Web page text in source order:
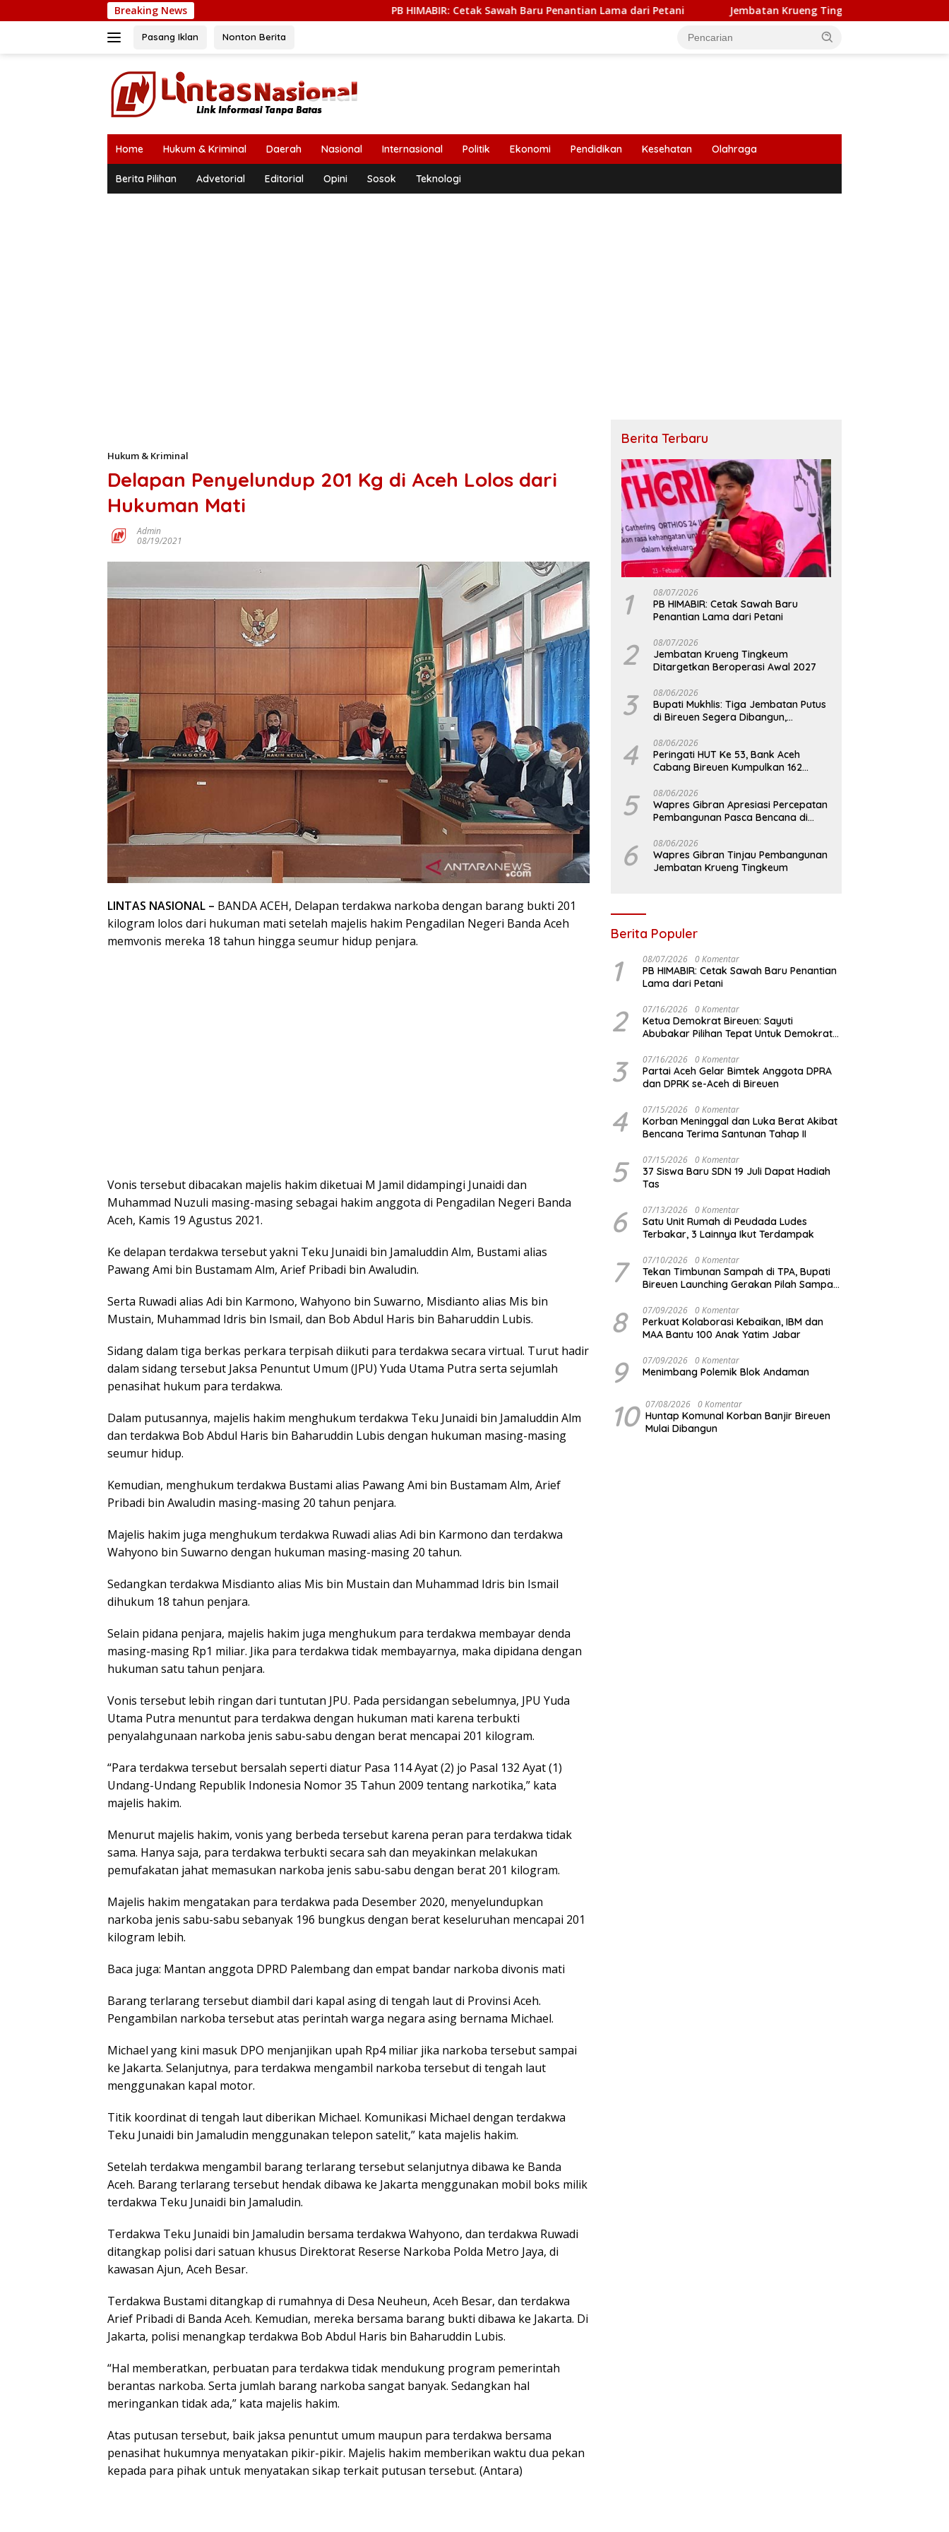
ke
Breaking News PB HIMABIR: Cetak Sawah Baru Penantian Lama dari Petani Jembatan Krueng Tingkeum Ditargetkan Beroperasi Awal
Pasang Iklan Nonton Berita
Home Hukum & Kriminal Daerah Nasional Internasional Politik Ekonomi Pendidikan Kesehatan Olahraga
Berita Pilihan Advetorial Editorial Opini Sosok Teknologi
Hukum & Kriminal
Delapan Penyelundup 201 Kg di Aceh Lolos dari
Hukuman Mati
Admin
08/19/2021
LINTAS NASIONAL – BANDA ACEH, Delapan terdakwa narkoba dengan barang bukti 201
kilogram lolos dari hukuman mati setelah majelis hakim Pengadilan Negeri Banda Aceh
memvonis mereka 18 tahun hingga seumur hidup penjara.
Vonis tersebut dibacakan majelis hakim diketuai M Jamil didampingi Junaidi dan
Muhammad Nuzuli masing-masing sebagai hakim anggota di Pengadilan Negeri Banda
Aceh, Kamis 19 Agustus 2021.
Ke delapan terdakwa tersebut yakni Teku Junaidi bin Jamaluddin Alm, Bustami alias
Pawang Ami bin Bustamam Alm, Arief Pribadi bin Awaludin.
Serta Ruwadi alias Adi bin Karmono, Wahyono bin Suwarno, Misdianto alias Mis bin
Mustain, Muhammad Idris bin Ismail, dan Bob Abdul Haris bin Baharuddin Lubis.
Sidang dalam tiga berkas perkara terpisah diikuti para terdakwa secara virtual. Turut hadir
dalam sidang tersebut Jaksa Penuntut Umum (JPU) Yuda Utama Putra serta sejumlah
penasihat hukum para terdakwa.
Dalam putusannya, majelis hakim menghukum terdakwa Teku Junaidi bin Jamaluddin Alm
dan terdakwa Bob Abdul Haris bin Baharuddin Lubis dengan hukuman masing-masing
seumur hidup.
Kemudian, menghukum terdakwa Bustami alias Pawang Ami bin Bustamam Alm, Arief
Pribadi bin Awaludin masing-masing 20 tahun penjara.
Majelis hakim juga menghukum terdakwa Ruwadi alias Adi bin Karmono dan terdakwa
Wahyono bin Suwarno dengan hukuman masing-masing 20 tahun.
Sedangkan terdakwa Misdianto alias Mis bin Mustain dan Muhammad Idris bin Ismail
dihukum 18 tahun penjara.
Selain pidana penjara, majelis hakim juga menghukum para terdakwa membayar denda
masing-masing Rp1 miliar. Jika para terdakwa tidak membayarnya, maka dipidana dengan
hukuman satu tahun penjara.
Vonis tersebut lebih ringan dari tuntutan JPU. Pada persidangan sebelumnya, JPU Yuda
Utama Putra menuntut para terdakwa dengan hukuman mati karena terbukti
penyalahgunaan narkoba jenis sabu-sabu dengan berat mencapai 201 kilogram.
“Para terdakwa tersebut bersalah seperti diatur Pasa 114 Ayat (2) jo Pasal 132 Ayat (1)
Undang-Undang Republik Indonesia Nomor 35 Tahun 2009 tentang narkotika,” kata
majelis hakim.
Menurut majelis hakim, vonis yang berbeda tersebut karena peran para terdakwa tidak
sama. Hanya saja, para terdakwa terbukti secara sah dan meyakinkan melakukan
pemufakatan jahat memasukan narkoba jenis sabu-sabu dengan berat 201 kilogram.
Majelis hakim mengatakan para terdakwa pada Desember 2020, menyelundupkan
narkoba jenis sabu-sabu sebanyak 196 bungkus dengan berat keseluruhan mencapai 201
kilogram lebih.
Baca juga: Mantan anggota DPRD Palembang dan empat bandar narkoba divonis mati
Barang terlarang tersebut diambil dari kapal asing di tengah laut di Provinsi Aceh.
Pengambilan narkoba tersebut atas perintah warga negara asing bernama Michael.
Michael yang kini masuk DPO menjanjikan upah Rp4 miliar jika narkoba tersebut sampai
ke Jakarta. Selanjutnya, para terdakwa mengambil narkoba tersebut di tengah laut
menggunakan kapal motor.
Titik koordinat di tengah laut diberikan Michael. Komunikasi Michael dengan terdakwa
Teku Junaidi bin Jamaludin menggunakan telepon satelit,” kata majelis hakim.
Setelah terdakwa mengambil barang terlarang tersebut selanjutnya dibawa ke Banda
Aceh. Barang terlarang tersebut hendak dibawa ke Jakarta menggunakan mobil boks milik
terdakwa Teku Junaidi bin Jamaludin.
Terdakwa Teku Junaidi bin Jamaludin bersama terdakwa Wahyono, dan terdakwa Ruwadi
ditangkap polisi dari satuan khusus Direktorat Reserse Narkoba Polda Metro Jaya, di
kawasan Ajun, Aceh Besar.
Terdakwa Bustami ditangkap di rumahnya di Desa Neuheun, Aceh Besar, dan terdakwa
Arief Pribadi di Banda Aceh. Kemudian, mereka bersama barang bukti dibawa ke Jakarta. Di
Jakarta, polisi menangkap terdakwa Bob Abdul Haris bin Baharuddin Lubis.
“Hal memberatkan, perbuatan para terdakwa tidak mendukung program pemerintah
berantas narkoba. Serta jumlah barang narkoba sangat banyak. Sedangkan hal
meringankan tidak ada,” kata majelis hakim.
Atas putusan tersebut, baik jaksa penuntut umum maupun para terdakwa bersama
penasihat hukumnya menyatakan pikir-pikir. Majelis hakim memberikan waktu dua pekan
kepada para pihak untuk menyatakan sikap terkait putusan tersebut. (Antara)
Berita Terbaru
1 08/07/2026
PB HIMABIR: Cetak Sawah Baru
Penantian Lama dari Petani
2 08/07/2026
Jembatan Krueng Tingkeum
Ditargetkan Beroperasi Awal 2027
3 08/06/2026
Bupati Mukhlis: Tiga Jembatan Putus
di Bireuen Segera Dibangun,
4 08/06/2026
Peringati HUT Ke 53, Bank Aceh
Cabang Bireuen Kumpulkan 162
5 08/06/2026
Wapres Gibran Apresiasi Percepatan
Pembangunan Pasca Bencana di
6 08/06/2026
Wapres Gibran Tinjau Pembangunan
Jembatan Krueng Tingkeum
Berita Populer
1 08/07/2026 0 Komentar
PB HIMABIR: Cetak Sawah Baru Penantian
Lama dari Petani
2 07/16/2026 0 Komentar
Ketua Demokrat Bireuen: Sayuti
Abubakar Pilihan Tepat Untuk Demokrat
3 07/16/2026 0 Komentar
Partai Aceh Gelar Bimtek Anggota DPRA
dan DPRK se-Aceh di Bireuen
4 07/15/2026 0 Komentar
Korban Meninggal dan Luka Berat Akibat
Bencana Terima Santunan Tahap II
5 07/15/2026 0 Komentar
37 Siswa Baru SDN 19 Juli Dapat Hadiah
Tas
6 07/13/2026 0 Komentar
Satu Unit Rumah di Peudada Ludes
Terbakar, 3 Lainnya Ikut Terdampak
7 07/10/2026 0 Komentar
Tekan Timbunan Sampah di TPA, Bupati
Bireuen Launching Gerakan Pilah Sampah
8 07/09/2026 0 Komentar
Perkuat Kolaborasi Kebaikan, IBM dan
MAA Bantu 100 Anak Yatim Jabar
9 07/09/2026 0 Komentar
Menimbang Polemik Blok Andaman
10 07/08/2026 0 Komentar
Huntap Komunal Korban Banjir Bireuen
Mulai Dibangun